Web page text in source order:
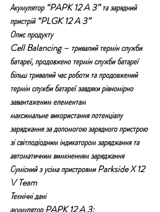
Акумулятор “PAPK 12 A 3” та зарядний
пристрій “PLGK 12 A 3”
Опис продукту
Cell Balancing – тривалий термін служби
батареї, продовжено термін служби батареї
більш тривалий час роботи та продовжений
термін служби батареї завдяки рівномірно
завантаженим елементам
максимальне використання потенціалу
заряджання за допомогою зарядного пристрою
зі світлодіодним індикатором заряджання та
автоматичним вимкненням заряджання
Сумісний з усіма пристроями Parkside X 12
V Team
Технічні дані